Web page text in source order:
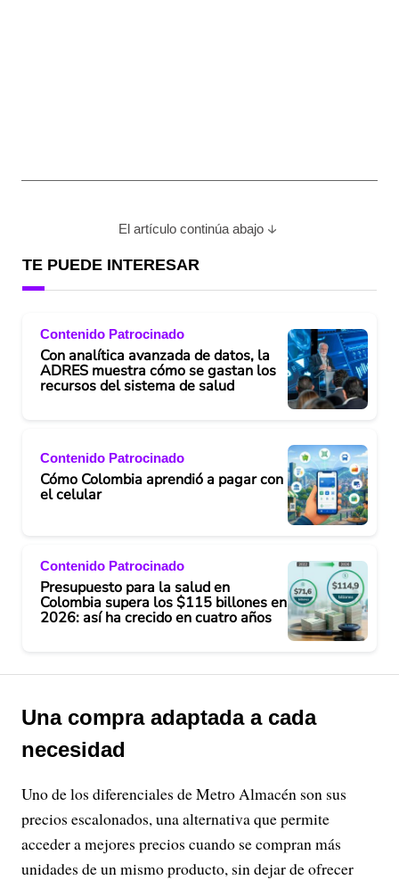
El artículo continúa abajo
TE PUEDE INTERESAR
Contenido Patrocinado
Con analítica avanzada de datos, la
ADRES muestra cómo se gastan los
recursos del sistema de salud
Contenido Patrocinado
Cómo Colombia aprendió a pagar con
el celular
Contenido Patrocinado
Presupuesto para la salud en
Colombia supera los $115 billones en
2026: así ha crecido en cuatro años
Una compra adaptada a cada
necesidad
Uno de los diferenciales de Metro Almacén son sus
precios escalonados, una alternativa que permite
acceder a mejores precios cuando se compran más
unidades de un mismo producto, sin dejar de ofrecer